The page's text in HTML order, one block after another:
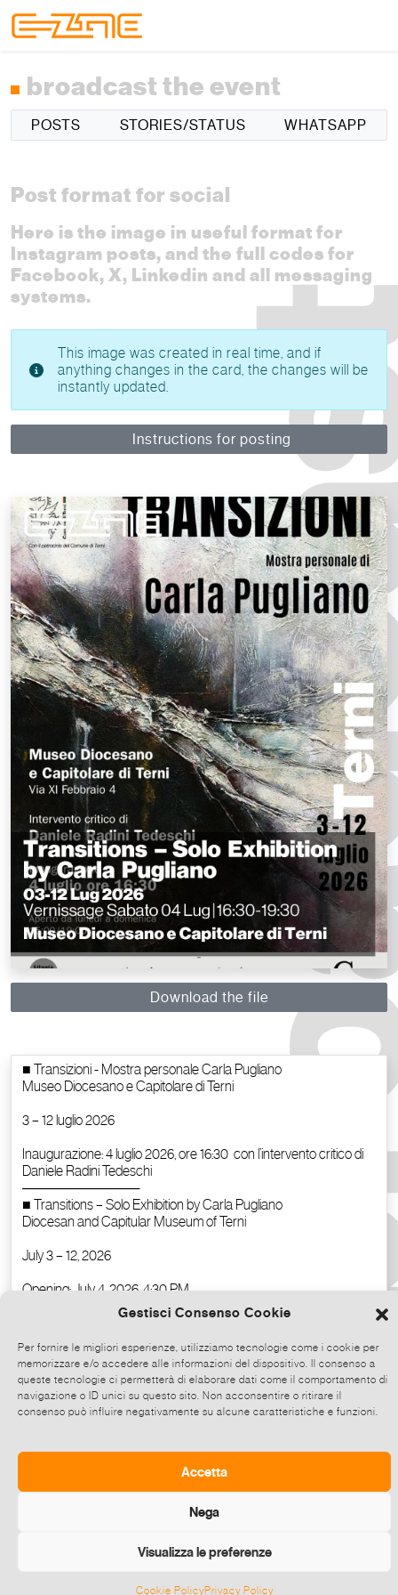
Gestisci Consenso Cookie
Per fornire le migliori esperienze, utilizziamo tecnologie come i cookie per
memorizzare e/o accedere alle informazioni del dispositivo. Il consenso a
queste tecnologie ci permetterà di elaborare dati come il comportamento di
navigazione o ID unici su questo sito. Non acconsentire o ritirare il
consenso può influire negativamente su alcune caratteristiche e funzioni.
Accetta
Nega
Visualizza le preferenze
Cookie PolicyPrivacy Policy
broadcast the event
POSTS STORIES/STATUS WHATSAPP
Post format for social
Here is the image in useful format for
Instagram posts, and the full codes for
Facebook, X, Linkedin and all messaging
systems.
This image was created in real time, and if
anything changes in the card, the changes will be
instantly updated.
Instructions for posting
Download the file